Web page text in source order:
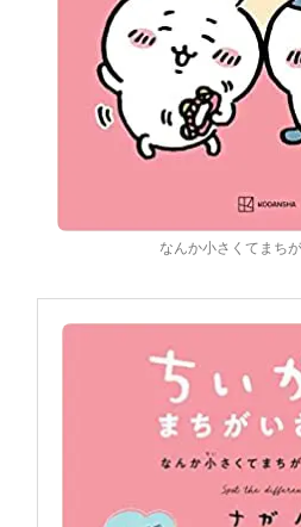
なんか小さくてまち